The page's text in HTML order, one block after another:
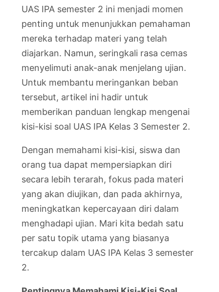
UAS IPA semester 2 ini menjadi momen
penting untuk menunjukkan pemahaman
mereka terhadap materi yang telah
diajarkan. Namun, seringkali rasa cemas
menyelimuti anak-anak menjelang ujian.
Untuk membantu meringankan beban
tersebut, artikel ini hadir untuk
memberikan panduan lengkap mengenai
kisi-kisi soal UAS IPA Kelas 3 Semester 2.
Dengan memahami kisi-kisi, siswa dan
orang tua dapat mempersiapkan diri
secara lebih terarah, fokus pada materi
yang akan diujikan, dan pada akhirnya,
meningkatkan kepercayaan diri dalam
menghadapi ujian. Mari kita bedah satu
per satu topik utama yang biasanya
tercakup dalam UAS IPA Kelas 3 semester
2.